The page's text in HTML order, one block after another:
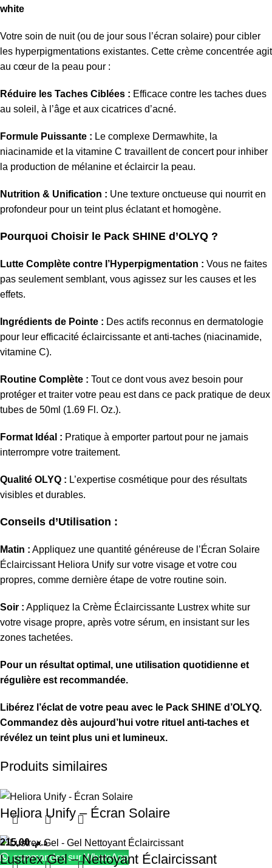
white
Votre soin de nuit (ou de jour sous l’écran solaire) pour cibler
les hyperpigmentations existantes. Cette crème concentrée agit
au cœur de la peau pour :
Réduire les Taches Ciblées : Efficace contre les taches dues
au soleil, à l’âge et aux cicatrices d’acné.
Formule Puissante : Le complexe Dermawhite, la
niacinamide et la vitamine C travaillent de concert pour inhiber
la production de mélanine et éclaircir la peau.
Nutrition & Unification : Une texture onctueuse qui nourrit en
profondeur pour un teint plus éclatant et homogène.
Pourquoi Choisir le Pack SHINE d’OLYQ ?
Lutte Complète contre l’Hyperpigmentation : Vous ne faites
pas seulement semblant, vous agissez sur les causes et les
effets.
Ingrédients de Pointe : Des actifs reconnus en dermatologie
pour leur efficacité éclaircissante et anti-taches (niacinamide,
vitamine C).
Routine Complète : Tout ce dont vous avez besoin pour
protéger et traiter votre peau est dans ce pack pratique de deux
tubes de 50ml (1.69 Fl. Oz.).
Format Idéal : Pratique à emporter partout pour ne jamais
interrompre votre traitement.
Qualité OLYQ : L’expertise cosmétique pour des résultats
visibles et durables.
Conseils d’Utilisation :
Matin : Appliquez une quantité généreuse de l’Écran Solaire
Éclaircissant Heliora Unify sur votre visage et votre cou
propres, comme dernière étape de votre routine soin.
Soir : Appliquez la Crème Éclaircissante Lustrex white sur
votre visage propre, après votre sérum, en insistant sur les
zones tachetées.
Pour un résultat optimal, une utilisation quotidienne et
régulière est recommandée.
Libérez l’éclat de votre peau avec le Pack SHINE d’OLYQ.
Commandez dès aujourd’hui votre rituel anti-taches et
révélez un teint plus uni et lumineux.
Produits similaires
Heliora Unify – Écran Solaire
د.م.215,00
commandes sur WhatsApp
Lustrex Gel – Nettoyant Éclaircissant